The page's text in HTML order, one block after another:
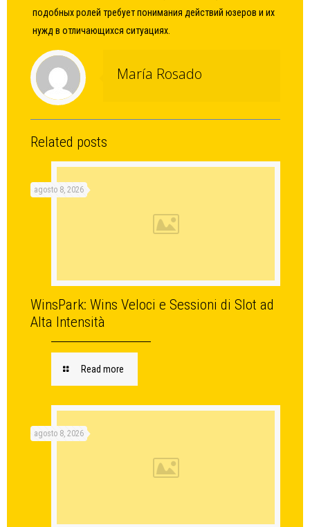
подобных ролей требует понимания действий юзеров и их
нужд в отличающихся ситуациях.
María Rosado
Related posts
agosto 8, 2026
WinsPark: Wins Veloci e Sessioni di Slot ad
Alta Intensità
Read more
agosto 8, 2026